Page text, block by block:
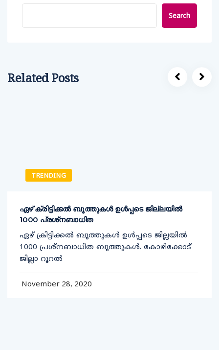
Search
Related Posts
TRENDING
ഏഴ് ക്രിട്ടിക്കല്‍ ബൂത്തുകള്‍ ഉള്‍പ്പടെ ജില്ലയില്‍
1000 പ്രശ്‌നബാധിത
ഏഴ് ക്രിട്ടിക്കല്‍ ബൂത്തുകള്‍ ഉള്‍പ്പടെ ജില്ലയില്‍
1000 പ്രശ്‌നബാധിത ബൂത്തുകള്‍. കോഴിക്കോട്
ജില്ലാ റൂറല്‍
November 28, 2020